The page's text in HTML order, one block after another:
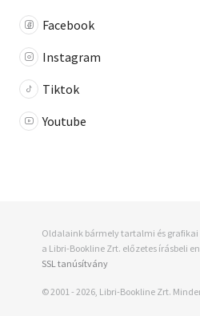
Facebook
Instagram
Tiktok
Youtube
Oldalaink bármely tartalmi és
a Libri-Bookline Zrt. előzetes írásbeli
SSL tanúsítvány
© 2001 - 2026, Libri-Bookline Zrt.